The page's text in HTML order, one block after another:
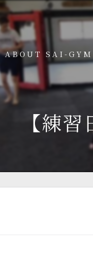
ABOUT SAI-GYM
INSTRUCTOR
FIGHTER【練